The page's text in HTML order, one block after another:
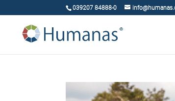
039207 84888-0